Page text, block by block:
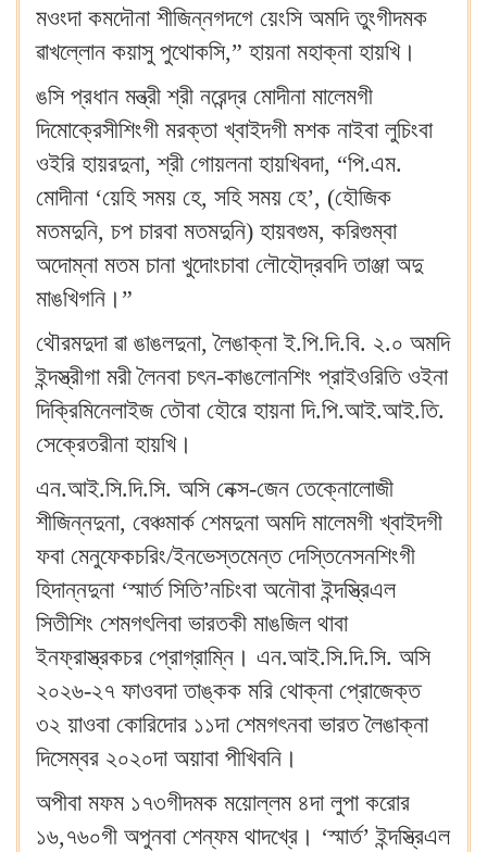
মওংদা কমদৌনা শীজিন্নগদগে য়েংসি অমদি তুংগীদমক
ৱাখল্লোন কয়াসু পুথোকসি,” হায়না মহাক্না হায়খি‍।
ঙসি প্রধান মন্ত্রী শ্রী নরেন্দ্র মোদীনা মালেমগী
দিমোক্রেসীশিংগী মরক্তা খ্বাইদগী মশক নাইবা লুচিংবা
ওইরি হায়রদুনা, শ্রী গোয়লনা হায়খিবদা, “পি.এম.
মোদীনা ‘য়েহি সময় হে, সহি সময় হে’, (হৌজিক
মতমদুনি, চপ চারবা মতমদুনি) হায়বগুম, করিগুম্বা
অদোম্না মতম চানা খুদোংচাবা লৌহৌদ্রবদি তাঞ্জা অদু
মাঙখিগনি‍।”
থৌরমদুদা ৱা ঙাঙলদুনা, লৈঙাক্না ই.পি.দি.বি. ২.০ অমদি
ইন্দস্ত্রীগা মরী লৈনবা চৎন-কাঙলোনশিং প্রাইওরিতি ওইনা
দিক্রিমিনেলাইজ তৌবা হৌরে হায়না দি.পি.আই.আই.তি.
সেক্রেতরীনা হায়খি‍।
এন.আই.সি.দি.সি. অসি নেক্স-জেন তেক্নোলোজী
শীজিন্নদুনা, বেঞ্চমার্ক শেমদুনা অমদি মালেমগী খ্বাইদগী
ফবা মেনুফেকচরিং/ইনভেস্তমেন্ত দেস্তিনেসনশিংগী
হিদান্নদুনা ‘স্মার্ত সিতি’নচিংবা অনৌবা ইন্দস্ত্রিএল
সিতীশিং শেমগৎলিবা ভারতকী মাঙজিল থাবা
ইনফ্রাস্ত্রকচর প্রোগ্রাম্নি‍। এন.আই.সি.দি.সি. অসি
২০২৬-২৭ ফাওবদা তাঙ্কক মরি থোক্না প্রোজেক্ত
৩২ য়াওবা কোরিদোর ১১দা শেমগৎনবা ভারত লৈঙাক্না
দিসেম্বর ২০২০দা অয়াবা পীখিবনি‍।
অপীবা মফম ১৭৩গীদমক ময়োল্লম ৪দা লুপা করোর
১৬,৭৬০গী অপুনবা শেন্ফম থাদখ্রে‍। ‘স্মার্ত’ ইন্দস্ত্রিএল